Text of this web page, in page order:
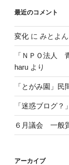
最近のコメント
変化 に みとよん
「ＮＰＯ法人
haru より
「とがみ園」民
「迷惑ブログ
６月議会 一般
アーカイブ